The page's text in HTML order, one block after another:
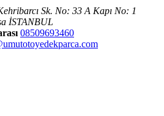
Sk. No: 33 A Kapı No: 1
İSTANBUL
08509693460